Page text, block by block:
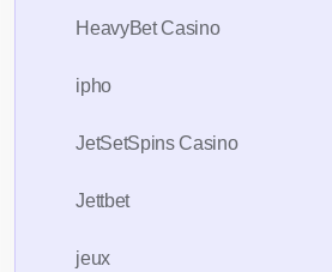
HeavyBet Casino
ipho
JetSetSpins Casino
Jettbet
jeux